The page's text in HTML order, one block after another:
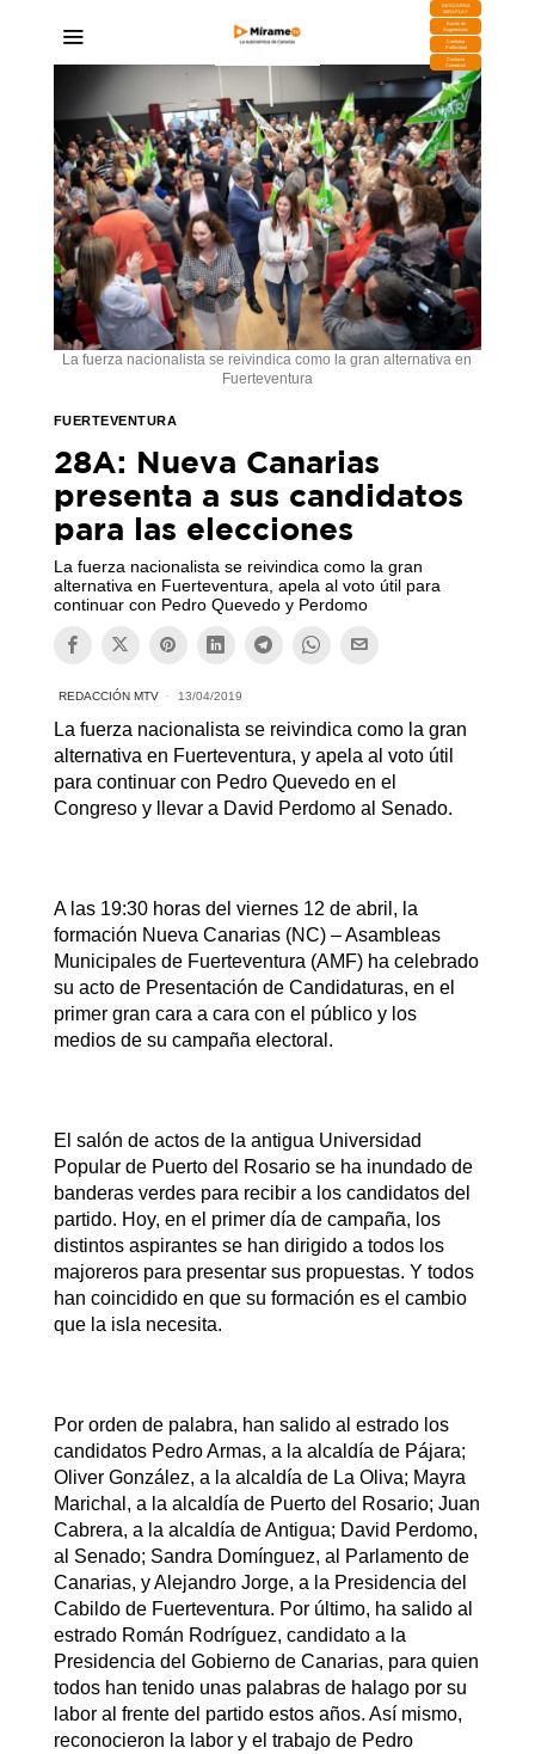
DESCARGA
MIRAPLAY
Buzón de
Sugerencias
Contratar
Publicidad
Contacto
Comercial
La fuerza nacionalista se reivindica como la gran alternativa en
Fuerteventura
FUERTEVENTURA
28A: Nueva Canarias
presenta a sus candidatos
para las elecciones
La fuerza nacionalista se reivindica como la gran
alternativa en Fuerteventura, apela al voto útil para
continuar con Pedro Quevedo y Perdomo
REDACCIÓN MTV 13/04/2019
La fuerza nacionalista se reivindica como la gran
alternativa en Fuerteventura, y apela al voto útil
para continuar con Pedro Quevedo en el
Congreso y llevar a David Perdomo al Senado.
A las 19:30 horas del viernes 12 de abril, la
formación Nueva Canarias (NC) – Asambleas
Municipales de Fuerteventura (AMF) ha celebrado
su acto de Presentación de Candidaturas, en el
primer gran cara a cara con el público y los
medios de su campaña electoral.
El salón de actos de la antigua Universidad
Popular de Puerto del Rosario se ha inundado de
banderas verdes para recibir a los candidatos del
partido. Hoy, en el primer día de campaña, los
distintos aspirantes se han dirigido a todos los
majoreros para presentar sus propuestas. Y todos
han coincidido en que su formación es el cambio
que la isla necesita.
Por orden de palabra, han salido al estrado los
candidatos Pedro Armas, a la alcaldía de Pájara;
Oliver González, a la alcaldía de La Oliva; Mayra
Marichal, a la alcaldía de Puerto del Rosario; Juan
Cabrera, a la alcaldía de Antigua; David Perdomo,
al Senado; Sandra Domínguez, al Parlamento de
Canarias, y Alejandro Jorge, a la Presidencia del
Cabildo de Fuerteventura. Por último, ha salido al
estrado Román Rodríguez, candidato a la
Presidencia del Gobierno de Canarias, para quien
todos han tenido unas palabras de halago por su
labor al frente del partido estos años. Así mismo,
reconocieron la labor y el trabajo de Pedro